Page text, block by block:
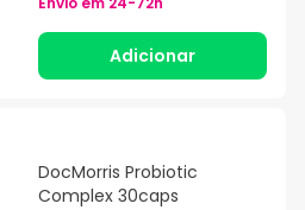
Adicionar
DocMorris Probiotic
Complex 30caps